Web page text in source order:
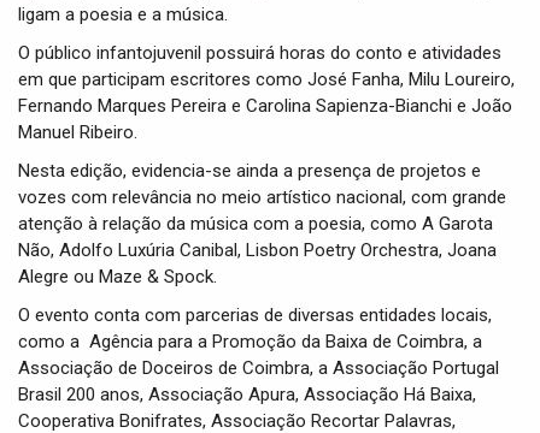
ligam a poesia e a música.
O público infantojuvenil possuirá horas do conto e atividades
em que participam escritores como José Fanha, Milu Loureiro,
Fernando Marques Pereira e Carolina Sapienza-Bianchi e João
Manuel Ribeiro.
Nesta edição, evidencia-se ainda a presença de projetos e
vozes com relevância no meio artístico nacional, com grande
atenção à relação da música com a poesia, como A Garota
Não, Adolfo Luxúria Canibal, Lisbon Poetry Orchestra, Joana
Alegre ou Maze & Spock.
O evento conta com parcerias de diversas entidades locais,
como a Agência para a Promoção da Baixa de Coimbra, a
Associação de Doceiros de Coimbra, a Associação Portugal
Brasil 200 anos, Associação Apura, Associação Há Baixa,
Cooperativa Bonifrates, Associação Recortar Palavras,